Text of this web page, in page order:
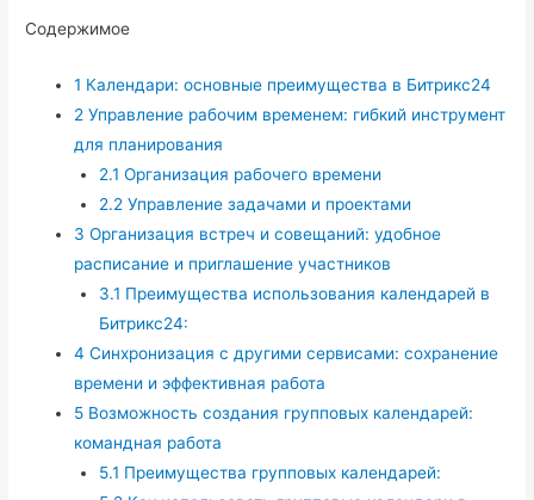
Содержимое
1 Календари: основные преимущества в Битрикс24
2 Управление рабочим временем: гибкий инструмент
для планирования
2.1 Организация рабочего времени
2.2 Управление задачами и проектами
3 Организация встреч и совещаний: удобное
расписание и приглашение участников
3.1 Преимущества использования календарей в
Битрикс24:
4 Синхронизация с другими сервисами: сохранение
времени и эффективная работа
5 Возможность создания групповых календарей:
командная работа
5.1 Преимущества групповых календарей: